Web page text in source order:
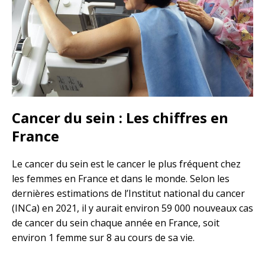
Cancer du sein : Les chiffres en
France
Le cancer du sein est le cancer le plus fréquent chez
les femmes en France et dans le monde. Selon les
dernières estimations de l’Institut national du cancer
(INCa) en 2021, il y aurait environ 59 000 nouveaux cas
de cancer du sein chaque année en France, soit
environ 1 femme sur 8 au cours de sa vie.